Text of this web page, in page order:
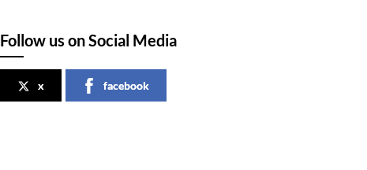
Follow us on Social Media
x facebook